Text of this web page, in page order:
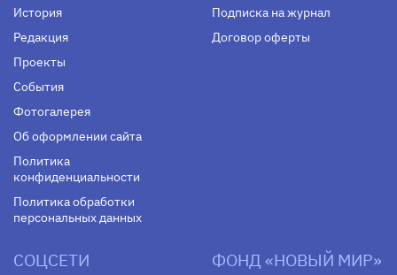
История
Редакция
Проекты
События
Фотогалерея
Об оформлении сайта
Политика
конфиденциальности
Политика обработки
персональных данных
Подписка на журнал
Договор оферты
СОЦСЕТИ ФОНД «НОВЫЙ МИР»